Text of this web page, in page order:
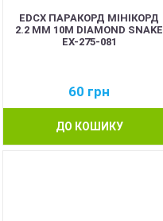
EDCX ПАРАКОРД МІНІКОРД
2.2 ММ 10М DIAMOND SNAKE
EX-275-081
60 грн
ДО КОШИКУ